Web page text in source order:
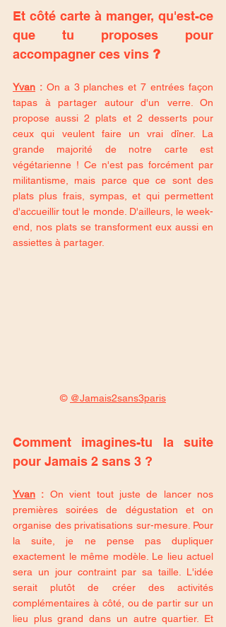
Et côté carte à manger, qu'est-ce
que tu proposes pour
accompagner ces vins ?
Yvan : On a 3 planches et 7 entrées façon
tapas à partager autour d'un verre. On
propose aussi 2 plats et 2 desserts pour
ceux qui veulent faire un vrai dîner. La
grande majorité de notre carte est
végétarienne ! Ce n'est pas forcément par
militantisme, mais parce que ce sont des
plats plus frais, sympas, et qui permettent
d'accueillir tout le monde. D'ailleurs, le week-
end, nos plats se transforment eux aussi en
assiettes à partager.
© @Jamais2sans3paris
Comment imagines-tu la suite
pour Jamais 2 sans 3 ?
Yvan : On vient tout juste de lancer nos
premières soirées de dégustation et on
organise des privatisations sur-mesure. Pour
la suite, je ne pense pas dupliquer
exactement le même modèle. Le lieu actuel
sera un jour contraint par sa taille. L'idée
serait plutôt de créer des activités
complémentaires à côté, ou de partir sur un
lieu plus grand dans un autre quartier. Et